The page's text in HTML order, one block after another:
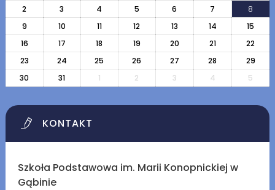
2
3 4 5 6 7
8
9
10 11 12 13 14
15
16
17 18 19 20 21
22
23
24 25 26 27 28
29
30
31 1 2 3 4 5
KONTAKT
Szkoła Podstawowa im. Marii Konopnickiej w
Gąbinie